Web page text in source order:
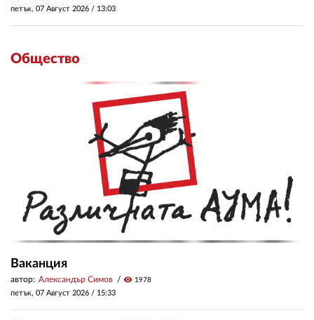
петък, 07 Август 2026 / 13:03
Общество
Ваканция
автор: Александър Симов visibility 1978
петък, 07 Август 2026 / 15:33